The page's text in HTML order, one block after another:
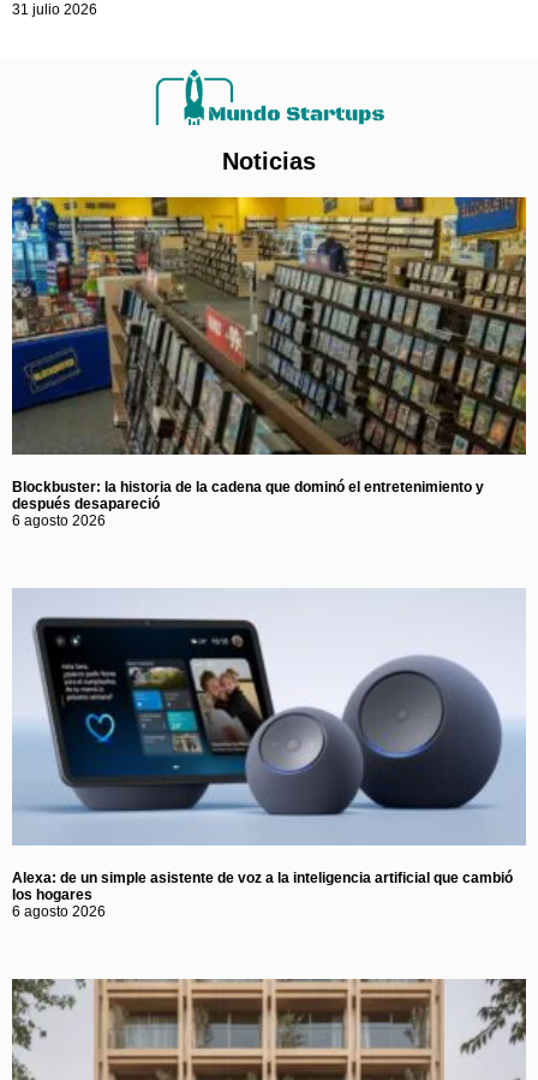
31 julio 2026
Noticias
Blockbuster: la historia de la cadena que dominó el entretenimiento y
después desapareció
6 agosto 2026
Alexa: de un simple asistente de voz a la inteligencia artificial que cambió
los hogares
6 agosto 2026